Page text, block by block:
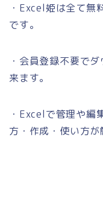
・Excel姫は全て無
です。
・会員登録不要で
来ます。
・Excelで管理や編
方・作成・使い方が